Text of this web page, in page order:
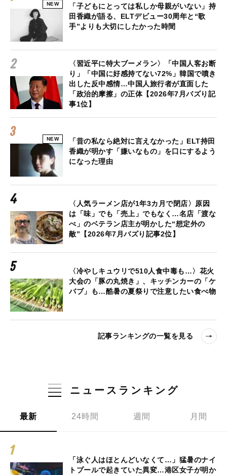
NEW
「子どもにとっては私しか母親がいない」持
田香織が語る、ELTデビュー30周年と“歌
手”よりも大切にしたかった時間
〈習近平に特大ブーメラン〉「中国人客お断
り」「中国に好感持てない72%」韓国で噴き
出した反中感情…中国人旅行者が直面した
「政治的摩擦」の正体【2026年7月バズり記
事1位】
NEW
「昔の私なら絶対に言えなかった」ELT持田
香織が明かす「嫌いなもの」を口にするよう
になった理由
〈人気ラーメン店が1年3カ月で閉店〉原因
は「味」でも「売上」でもなく…名店「渡な
べ」のベテラン店主が明かした“想定外の
敵”【2026年7月バズり記事2位】
〈冷やしキュウリで510人食中毒も…〉花火
大会の「豚の丸焼き」、キッチンカーの「ケ
バブ」も…酷暑の夏祭りで注意したい食べ物
記事ランキングの一覧を見る
ニュースランキング
最新 24時間 週間 月間
「泳ぐ人はほとんどいなくて…」猛暑のナイ
トプールで起きていた異変…港区女子が明か